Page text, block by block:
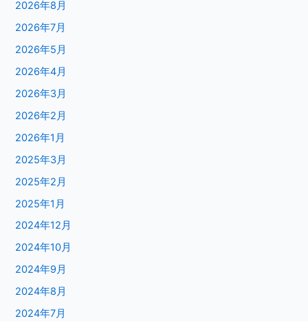
2026年8月
2026年7月
2026年5月
2026年4月
2026年3月
2026年2月
2026年1月
2025年3月
2025年2月
2025年1月
2024年12月
2024年10月
2024年9月
2024年8月
2024年7月